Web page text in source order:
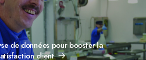
de données pour booster la
client